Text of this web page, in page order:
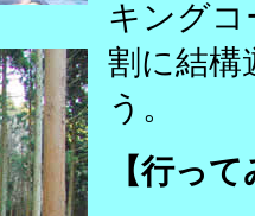
キング
割に結構
う。
【行っ